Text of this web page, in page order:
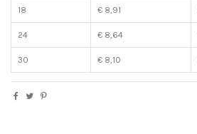
18 € 8,91
24 € 8,64
30 € 8,10